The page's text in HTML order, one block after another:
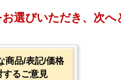
選びいただき、次へ
商品/表記/価格
するご意見